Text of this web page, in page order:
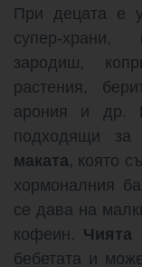
При децата е
супер-
зародиш,
растения,
арония и др.
подходящи за
маката, която
хормоналния
се дава на
кофеин. Чията
бебетата и